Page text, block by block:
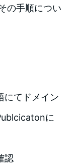
の手順につい
にてドメイン
に
認